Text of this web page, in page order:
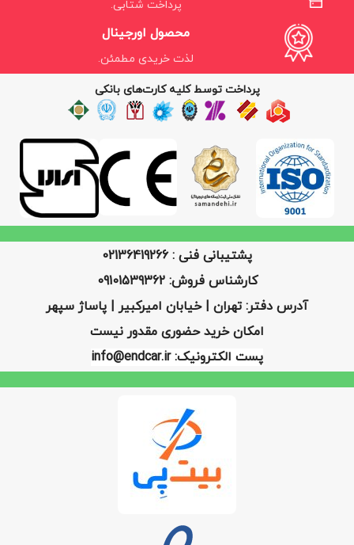
پرداخت شتابی.
محصول اورجینال
لذت خریدی مطمئن.
پرداخت توسط کلیه کارت‌های بانکی
پشتیبانی فنی : 02136419266
کارشناس فروش: 09101539362
آدرس دفتر: تهران | خیابان امیرکبیر | پاساژ سپهر
امکان خرید حضوری مقدور نیست
پست الکترونیک: info@endcar.ir